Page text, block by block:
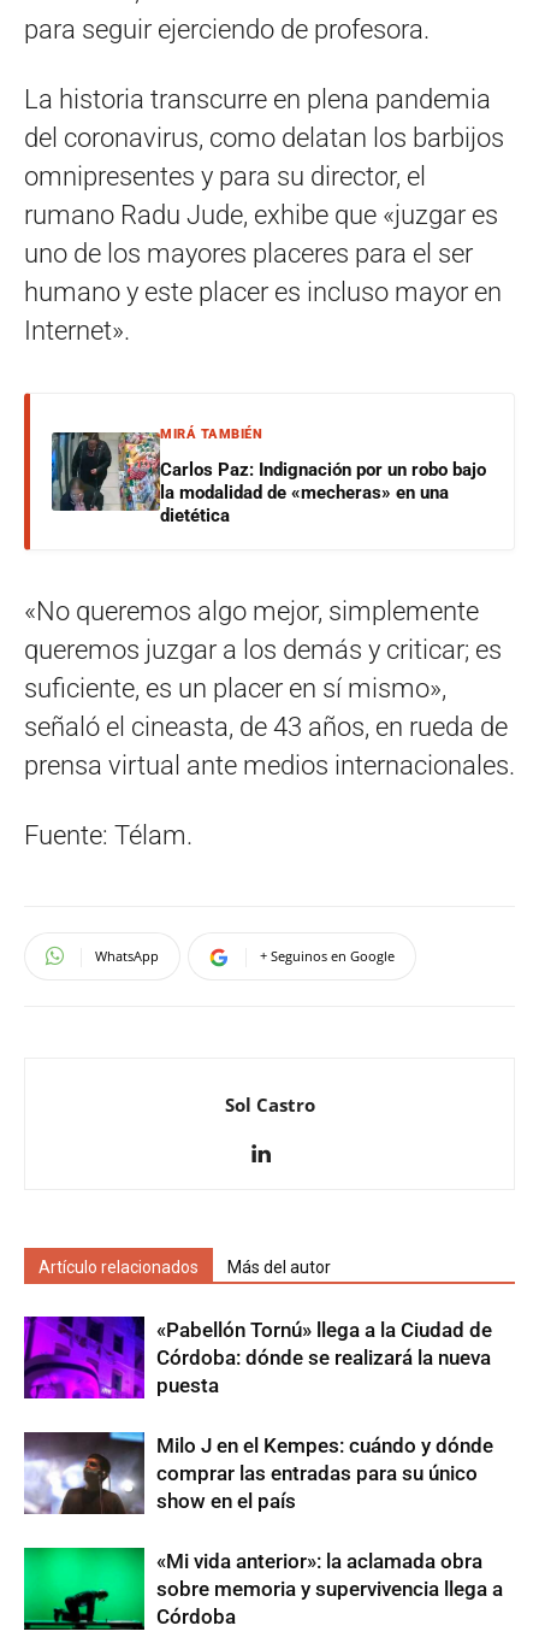
para seguir ejerciendo de profesora.
La historia transcurre en plena pandemia
del coronavirus, como delatan los barbijos
omnipresentes y para su director, el
rumano Radu Jude, exhibe que «juzgar es
uno de los mayores placeres para el ser
humano y este placer es incluso mayor en
Internet».
MIRÁ TAMBIÉN
Carlos Paz: Indignación por un robo bajo
la modalidad de «mecheras» en una
dietética
«No queremos algo mejor, simplemente
queremos juzgar a los demás y criticar; es
suficiente, es un placer en sí mismo»,
señaló el cineasta, de 43 años, en rueda de
prensa virtual ante medios internacionales.
Fuente: Télam.
WhatsApp + Seguinos en Google
Sol Castro
Artículo relacionados Más del autor
«Pabellón Tornú» llega a la Ciudad de
Córdoba: dónde se realizará la nueva
puesta
Milo J en el Kempes: cuándo y dónde
comprar las entradas para su único
show en el país
«Mi vida anterior»: la aclamada obra
sobre memoria y supervivencia llega a
Córdoba